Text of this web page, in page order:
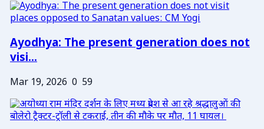
Ayodhya: The present generation does not
visi...
Mar 19, 2026 0 59